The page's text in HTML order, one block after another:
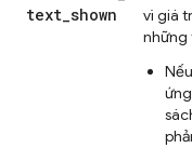
text_shown
vì giá
những